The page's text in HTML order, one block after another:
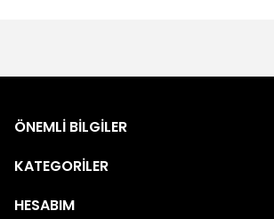
ÖNEMLİ BİLGİLER
KATEGORİLER
HESABIM